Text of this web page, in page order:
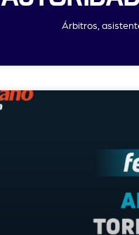
Árbitros,